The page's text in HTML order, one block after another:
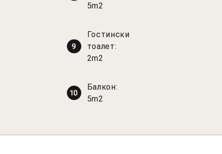
5m2
Гостински
тоалет:
2m2
Балкон:
5m2